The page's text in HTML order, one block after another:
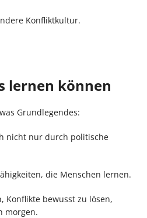
Konfliktkultur.
lernen können
Grundlegendes:
nicht nur durch politische
die Menschen lernen.
Konflikte bewusst zu lösen,
morgen.